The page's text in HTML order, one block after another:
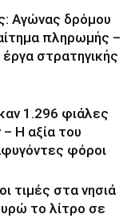
Αγώνας δρόμου
πληρωμής –
στρατηγικής
1.296 φιάλες
Η αξία του
φόροι
τιμές στα νησιά
το λίτρο σε